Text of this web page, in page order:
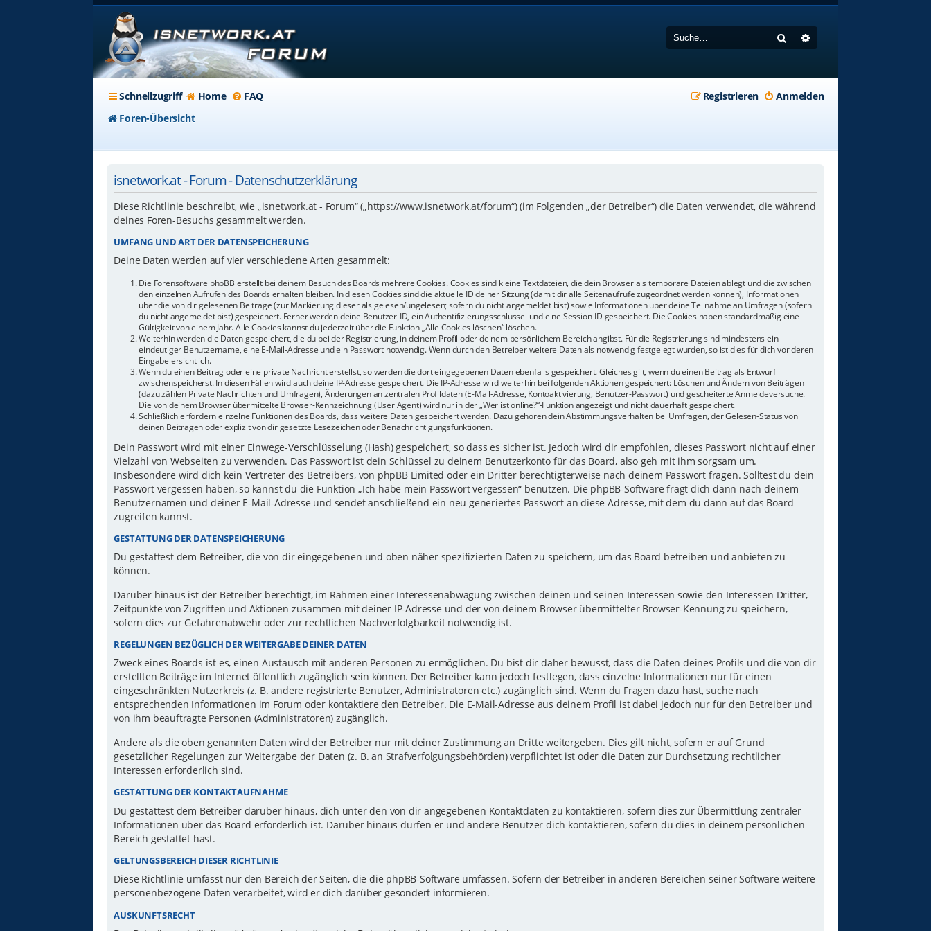
Suche
Schnellzugriff Home FAQ Anmelden
Registrieren
Foren-Übersicht
isnetwork.at - Forum - Datenschutzerklärung
Diese Richtlinie beschreibt, wie „isnetwork.at - Forum“ („https://www.isnetwork.at/forum“) (im Folgenden „der Betreiber“) die Daten verwendet, die während
deines Foren-Besuchs gesammelt werden.
UMFANG UND ART DER DATENSPEICHERUNG
Deine Daten werden auf vier verschiedene Arten gesammelt:
Die Forensoftware phpBB erstellt bei deinem Besuch des Boards mehrere Cookies. Cookies sind kleine Textdateien, die dein Browser als temporäre Dateien ablegt und die zwischen
den einzelnen Aufrufen des Boards erhalten bleiben. In diesen Cookies sind die aktuelle ID deiner Sitzung (damit dir alle Seitenaufrufe zugeordnet werden können), Informationen
über die von dir gelesenen Beiträge (zur Markierung dieser als gelesen/ungelesen; sofern du nicht angemeldet bist) sowie Informationen über deine Teilnahme an Umfragen (sofern
du nicht angemeldet bist) gespeichert. Ferner werden deine Benutzer-ID, ein Authentifizierungsschlüssel und eine Session-ID gespeichert. Die Cookies haben standardmäßig eine
Gültigkeit von einem Jahr. Alle Cookies kannst du jederzeit über die Funktion „Alle Cookies löschen“ löschen.
Weiterhin werden die Daten gespeichert, die du bei der Registrierung, in deinem Profil oder deinem persönlichem Bereich angibst. Für die Registrierung sind mindestens ein
eindeutiger Benutzername, eine E-Mail-Adresse und ein Passwort notwendig. Wenn durch den Betreiber weitere Daten als notwendig festgelegt wurden, so ist dies für dich vor deren
Eingabe ersichtlich.
Wenn du einen Beitrag oder eine private Nachricht erstellst, so werden die dort eingegebenen Daten ebenfalls gespeichert. Gleiches gilt, wenn du einen Beitrag als Entwurf
zwischenspeicherst. In diesen Fällen wird auch deine IP-Adresse gespeichert. Die IP-Adresse wird weiterhin bei folgenden Aktionen gespeichert: Löschen und Ändern von Beiträgen
(dazu zählen Private Nachrichten und Umfragen), Änderungen an zentralen Profildaten (E-Mail-Adresse, Kontoaktivierung, Benutzer-Passwort) und gescheiterte Anmeldeversuche.
Die von deinem Browser übermittelte Browser-Kennzeichnung (User Agent) wird nur in der „Wer ist online?“-Funktion angezeigt und nicht dauerhaft gespeichert.
Schließlich erfordern einzelne Funktionen des Boards, dass weitere Daten gespeichert werden. Dazu gehören dein Abstimmungsverhalten bei Umfragen, der Gelesen-Status von
deinen Beiträgen oder explizit von dir gesetzte Lesezeichen oder Benachrichtigungsfunktionen.
Dein Passwort wird mit einer Einwege-Verschlüsselung (Hash) gespeichert, so dass es sicher ist. Jedoch wird dir empfohlen, dieses Passwort nicht auf einer
Vielzahl von Webseiten zu verwenden. Das Passwort ist dein Schlüssel zu deinem Benutzerkonto für das Board, also geh mit ihm sorgsam um.
Insbesondere wird dich kein Vertreter des Betreibers, von phpBB Limited oder ein Dritter berechtigterweise nach deinem Passwort fragen. Solltest du dein
Passwort vergessen haben, so kannst du die Funktion „Ich habe mein Passwort vergessen“ benutzen. Die phpBB-Software fragt dich dann nach deinem
Benutzernamen und deiner E-Mail-Adresse und sendet anschließend ein neu generiertes Passwort an diese Adresse, mit dem du dann auf das Board
zugreifen kannst.
GESTATTUNG DER DATENSPEICHERUNG
Du gestattest dem Betreiber, die von dir eingegebenen und oben näher spezifizierten Daten zu speichern, um das Board betreiben und anbieten zu
können.
Darüber hinaus ist der Betreiber berechtigt, im Rahmen einer Interessenabwägung zwischen deinen und seinen Interessen sowie den Interessen Dritter,
Zeitpunkte von Zugriffen und Aktionen zusammen mit deiner IP-Adresse und der von deinem Browser übermittelter Browser-Kennung zu speichern,
sofern dies zur Gefahrenabwehr oder zur rechtlichen Nachverfolgbarkeit notwendig ist.
REGELUNGEN BEZÜGLICH DER WEITERGABE DEINER DATEN
Zweck eines Boards ist es, einen Austausch mit anderen Personen zu ermöglichen. Du bist dir daher bewusst, dass die Daten deines Profils und die von dir
erstellten Beiträge im Internet öffentlich zugänglich sein können. Der Betreiber kann jedoch festlegen, dass einzelne Informationen nur für einen
eingeschränkten Nutzerkreis (z. B. andere registrierte Benutzer, Administratoren etc.) zugänglich sind. Wenn du Fragen dazu hast, suche nach
entsprechenden Informationen im Forum oder kontaktiere den Betreiber. Die E-Mail-Adresse aus deinem Profil ist dabei jedoch nur für den Betreiber und
von ihm beauftragte Personen (Administratoren) zugänglich.
Andere als die oben genannten Daten wird der Betreiber nur mit deiner Zustimmung an Dritte weitergeben. Dies gilt nicht, sofern er auf Grund
gesetzlicher Regelungen zur Weitergabe der Daten (z. B. an Strafverfolgungsbehörden) verpflichtet ist oder die Daten zur Durchsetzung rechtlicher
Interessen erforderlich sind.
GESTATTUNG DER KONTAKTAUFNAHME
Du gestattest dem Betreiber darüber hinaus, dich unter den von dir angegebenen Kontaktdaten zu kontaktieren, sofern dies zur Übermittlung zentraler
Informationen über das Board erforderlich ist. Darüber hinaus dürfen er und andere Benutzer dich kontaktieren, sofern du dies in deinem persönlichen
Bereich gestattet hast.
GELTUNGSBEREICH DIESER RICHTLINIE
Diese Richtlinie umfasst nur den Bereich der Seiten, die die phpBB-Software umfassen. Sofern der Betreiber in anderen Bereichen seiner Software weitere
personenbezogene Daten verarbeitet, wird er dich darüber gesondert informieren.
AUSKUNFTSRECHT